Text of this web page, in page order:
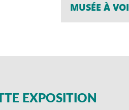
MUSÉE À
EXPOSITION